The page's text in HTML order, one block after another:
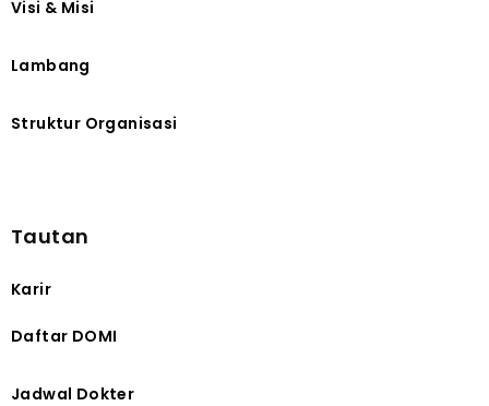
Visi & Misi
Lambang
Struktur Organisasi
Tautan
Karir
Daftar DOMI
Jadwal Dokter